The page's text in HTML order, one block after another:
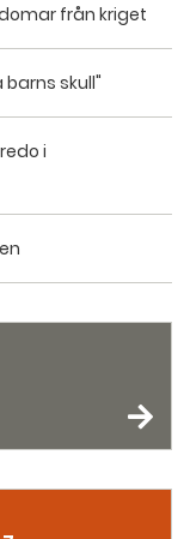
från kriget
skull"
i